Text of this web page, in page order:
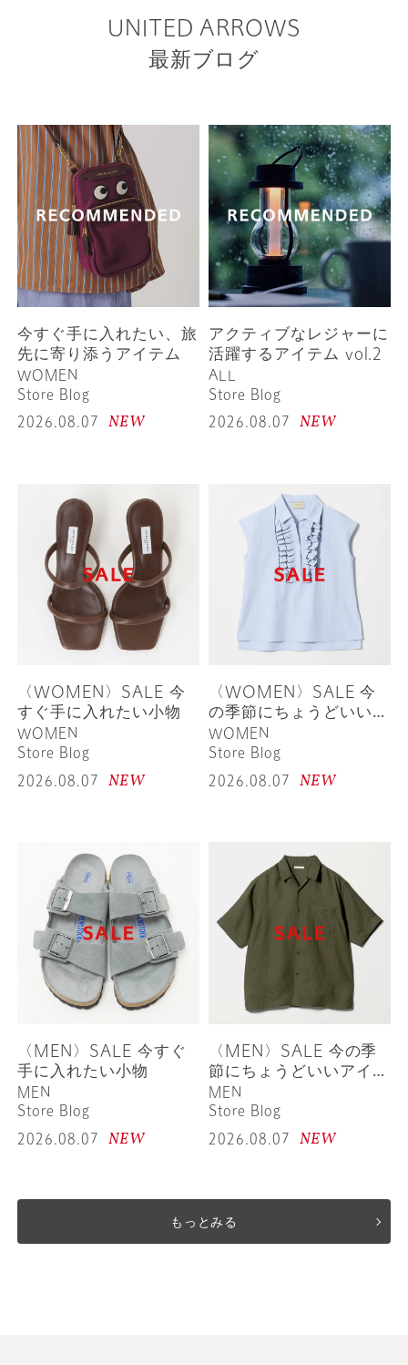
UNITED ARROWS
最新ブログ
今すぐ手に入れたい、旅
先に寄り添うアイテム
WOMEN
Store Blog
2026.08.07 NEW
アクティブなレジャーに
活躍するアイテム vol.2
ALL
Store Blog
2026.08.07 NEW
〈WOMEN〉SALE 今
すぐ手に入れたい小物
WOMEN
Store Blog
2026.08.07 NEW
〈WOMEN〉SALE 今
の季節にちょうどいいア
イテム
WOMEN
Store Blog
2026.08.07 NEW
〈MEN〉SALE 今すぐ
手に入れたい小物
MEN
Store Blog
2026.08.07 NEW
〈MEN〉SALE 今の季
節にちょうどいいアイテ
ム
MEN
Store Blog
2026.08.07 NEW
もっとみる